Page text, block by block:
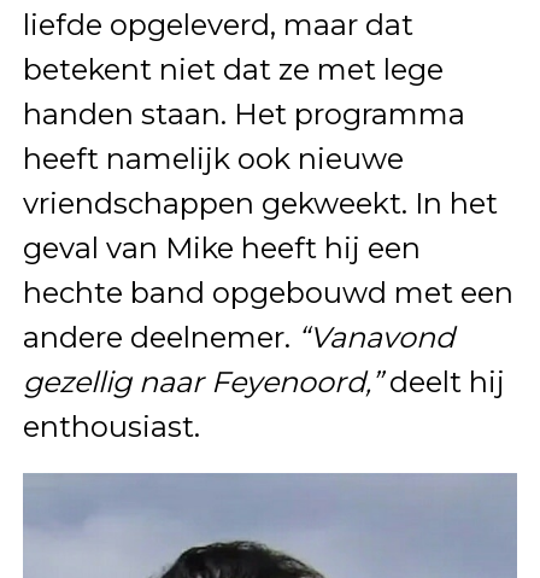
liefde opgeleverd, maar dat
betekent niet dat ze met lege
handen staan. Het programma
heeft namelijk ook nieuwe
vriendschappen gekweekt. In het
geval van Mike heeft hij een
hechte band opgebouwd met een
andere deelnemer. “Vanavond
gezellig naar Feyenoord,”deelt hij
enthousiast.